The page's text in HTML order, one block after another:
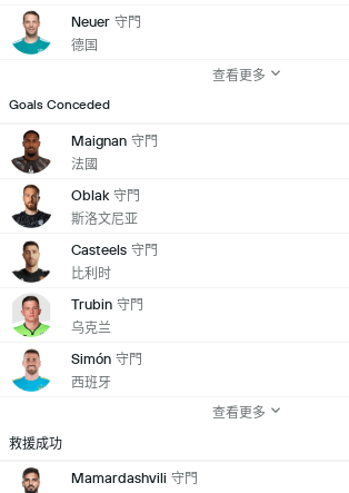
Neuer 守門
德国
查看更多
Goals Conceded
Maignan 守門
法國
Oblak 守門
斯洛文尼亚
Casteels 守門
比利时
Trubin 守門
乌克兰
Simón 守門
西班牙
查看更多
救援成功
Mamardashvili 守門